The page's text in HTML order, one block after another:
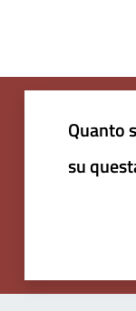
Quanto
su